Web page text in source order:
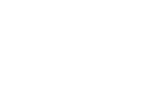
© Lietuvos Respublikos žemės ūkio
Užsiprenumeruokite Lietuvos